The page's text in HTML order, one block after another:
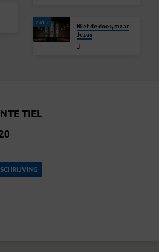
2 MEI
Niet de doos, maar
Jezus
TIEL